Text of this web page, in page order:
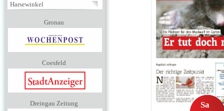
Harsewinkel
Gronau
Coesfeld
Dreingau Zeitung Sa